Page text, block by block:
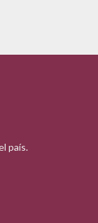
país.